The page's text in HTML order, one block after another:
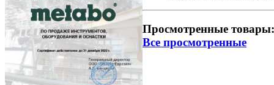
Просмотренные товары:
Все просмотренные